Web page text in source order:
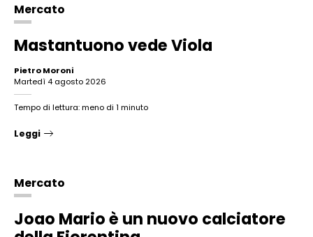
Mercato
Mastantuono vede Viola
Pietro Moroni
martedì 4 agosto 2026
Tempo di lettura: meno di 1 minuto
Leggi
Mercato
Joao Mario è un nuovo calciatore